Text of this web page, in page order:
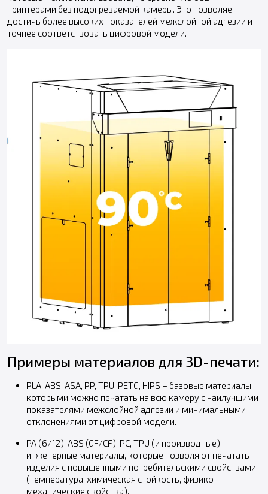
принтерами без подогреваемой камеры. Это позволяет
достичь более высоких показателей межслойной адгезии и
точнее соответствовать цифровой модели.
Примеры материалов для 3D-печати:
PLA, ABS, ASA, PP, TPU, PETG, HIPS – базовые материалы,
которыми можно печатать на всю камеру с наилучшими
показателями межслойной адгезии и минимальными
отклонениями от цифровой модели.
PA (6/12), ABS (GF/CF), PC, TPU (и производные) –
инженерные материалы, которые позволяют печатать
изделия с повышенными потребительскими свойствами
(температура, химическая стойкость, физико-
механические свойства).